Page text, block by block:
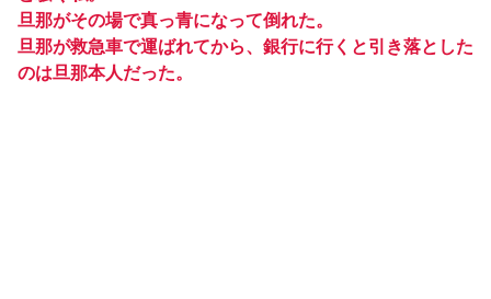
旦那がその場で真っ青になって倒れた。
旦那が救急車で運ばれてから、銀行に行くと引き落とした
のは旦那本人だった。